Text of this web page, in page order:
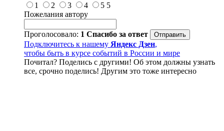
1
2 3 4 5 5
Пожелания автору
Проголосовало: 1 Спасибо за ответ
Подключитесь к нашему Яндекс Дзен,
чтобы быть в курсе событий в России и мире
Почитал? Поделись с другими! Об этом должны узнать
все, срочно поделись! Другим это тоже интересно